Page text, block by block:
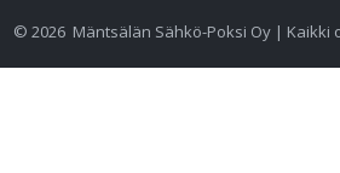
©2026 Mäntsälän Sähkö-Poksi Oy | Kaikki